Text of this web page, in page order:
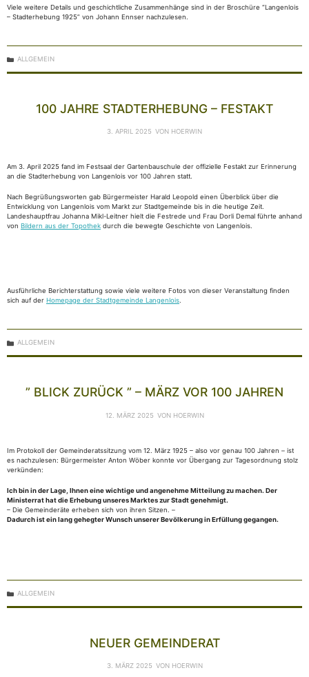
Viele weitere Details und geschichtliche Zusammenhänge sind in der Broschüre “Langenlois
– Stadterhebung 1925” von Johann Ennser nachzulesen.
KATEGORIEN
ALLGEMEIN
100 JAHRE STADTERHEBUNG – FESTAKT
3. APRIL 2025 VON HOERWIN
Am 3. April 2025 fand im Festsaal der Gartenbauschule der offizielle Festakt zur Erinnerung
an die Stadterhebung von Langenlois vor 100 Jahren statt.
Nach Begrüßungsworten gab Bürgermeister Harald Leopold einen Überblick über die
Entwicklung von Langenlois vom Markt zur Stadtgemeinde bis in die heutige Zeit.
Landeshauptfrau Johanna Mikl-Leitner hielt die Festrede und Frau Dorli Demal führte anhand
von Bildern aus der Topothek durch die bewegte Geschichte von Langenlois.
Ausführliche Berichterstattung sowie viele weitere Fotos von dieser Veranstaltung finden
sich auf der Homepage der Stadtgemeinde Langenlois.
KATEGORIEN
ALLGEMEIN
” BLICK ZURÜCK ” – MÄRZ VOR 100 JAHREN
12. MÄRZ 2025 VON HOERWIN
Im Protokoll der Gemeinderatssitzung vom 12. März 1925 – also vor genau 100 Jahren – ist
es nachzulesen: Bürgermeister Anton Wöber konnte vor Übergang zur Tagesordnung stolz
verkünden:
Ich bin in der Lage, Ihnen eine wichtige und angenehme Mitteilung zu machen. Der
Ministerrat hat die Erhebung unseres Marktes zur Stadt genehmigt.
– Die Gemeinderäte erheben sich von ihren Sitzen. –
Dadurch ist ein lang gehegter Wunsch unserer Bevölkerung in Erfüllung gegangen.
KATEGORIEN
ALLGEMEIN
NEUER GEMEINDERAT
3. MÄRZ 2025 VON HOERWIN